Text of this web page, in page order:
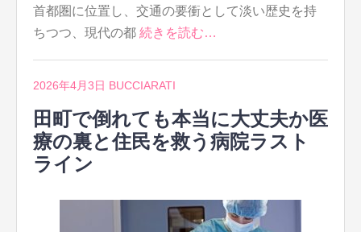
首都圏に位置し、交通の要衝として淡い歴史を持
ちつつ、現代の都 続きを読む…
2026年4月3日 BUCCIARATI
田町で倒れても本当に大丈夫か医
療の裏と住民を救う病院ラスト
ライン